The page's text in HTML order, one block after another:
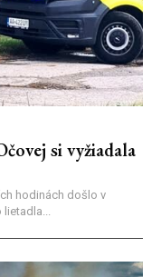
si vyžiadala
hodinách došlo v